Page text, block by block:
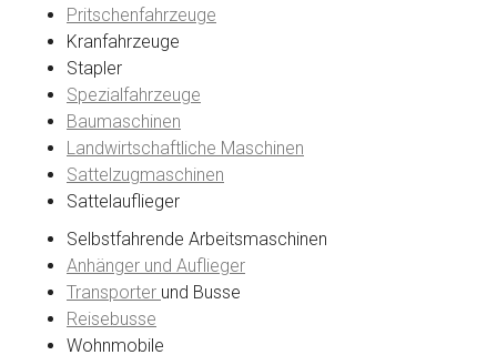
Baujahr
Getriebe
Bekannte Schäden
Kilometerstand
Pritschenfahrzeuge
Kranfahrzeuge
Stapler
Spezialfahrzeuge
Baumaschinen
Landwirtschaftliche Maschinen
Sattelzugmaschinen
Sattelauflieger
Selbstfahrende Arbeitsmaschinen
Anhänger und Auflieger
Transporter und Busse
Reisebusse
Wohnmobile